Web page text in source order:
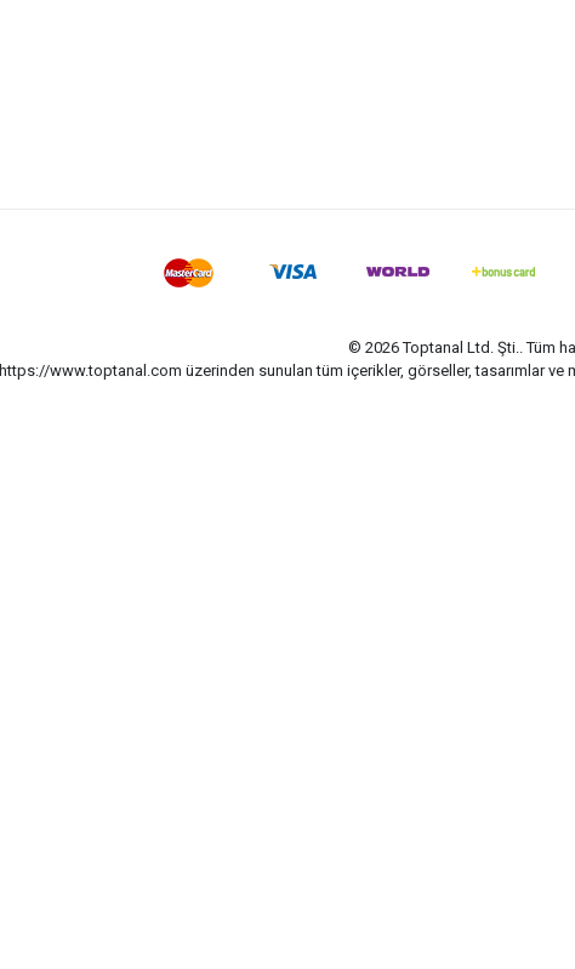
© 2026 Toptanal Ltd. Şti.. Tüm
https://www.toptanal.com üzerinden sunulan tüm içerikler, görseller, tasarımlar ve